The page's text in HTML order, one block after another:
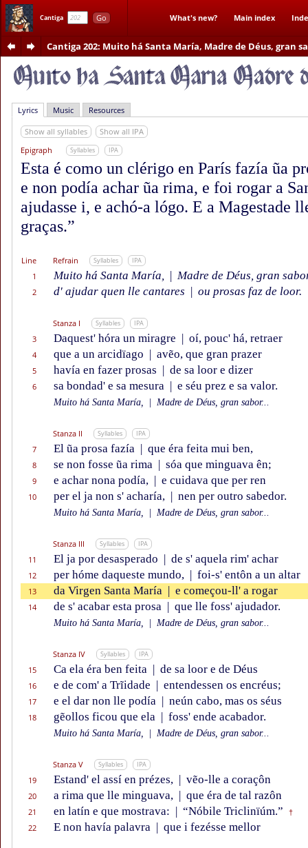
Cantiga Go What's new? Main index
Cantiga 202: Muito há Santa María, Madre de Déus, gran
Lyrics Music Resources
Show all syllables
Show all IPA
Epigraph
Syllables IPA
Esta é como un clérigo en París fazía ũa
e non podía achar ũa rima, e foi rogar a
ajudasse i, e achó-a lógo. E a Magestade
graças.”
Line Refrain Syllables IPA
1 Muito há Santa María, | Madre de Déus, gran
2 d' ajudar quen lle cantares | ou prosas faz de loor.
Stanza I Syllables IPA
3 Daquest' hóra un miragre | oí, pouc' há, retraer
4 que a un arcidïago | avẽo, que gran prazer
5 havía en fazer prosas | de sa loor e dizer
6 sa bondad' e sa mesura | e séu prez e sa valor.
Muito há Santa María, Madre de Déus, gran sabor...
Stanza II Syllables IPA
7 El ũa prosa fazía | que éra feita mui ben,
8 se non fosse ũa rima | sóa que minguava ên;
9 e achar nona podía, | e cuidava que per ren
10 per el ja non s' acharía, | nen per outro sabedor.
Muito há Santa María, Madre de Déus, gran sabor...
Stanza III Syllables IPA
11 El ja por desasperado | de s' aquela rim' achar
12 per hóme daqueste mundo, | foi-s' entôn a un altar
13 da Virgen Santa María | e começou-ll' a rogar
14 de s' acabar esta prosa | que lle foss' ajudador.
Muito há Santa María, Madre de Déus, gran sabor...
Stanza IV Syllables IPA
15 Ca ela éra ben feita | de sa loor e de Déus
16 e de com' a Trĩidade | entendessen os encréus;
17 e el dar non lle podía | neún cabo, mas os séus
18 gẽollos ficou que ela | foss' ende acabador.
Muito há Santa María, Madre de Déus, gran sabor...
Stanza V Syllables IPA
19 Estand' el assí en prézes, | vẽo-lle a coraçôn
20 a rima que lle minguava, | que éra de tal razôn
21 en latín e que mostrava: | “Nóbile Triclinïúm.” †
22 E non havía palavra | que i fezésse mellor